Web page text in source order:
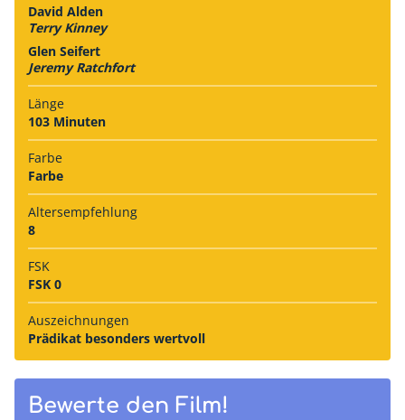
David Alden
Terry Kinney
Glen Seifert
Jeremy Ratchfort
Länge
103 Minuten
Farbe
Farbe
Alters­empfehlung
8
FSK
FSK 0
Auszeich­nungen
Prädikat besonders wertvoll
Bewerte den Film!